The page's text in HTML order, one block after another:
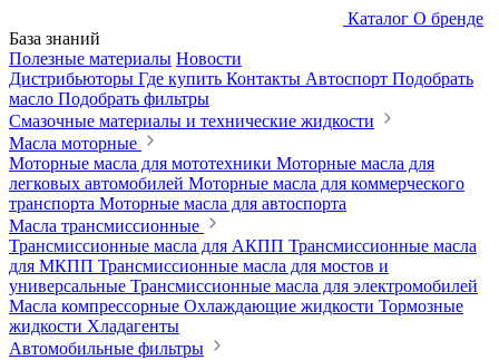
Каталог О бренде
База знаний
Полезные материалы Новости
Дистрибьюторы Где купить Контакты Автоспорт Подобрать
масло Подобрать фильтры
Смазочные материалы и технические жидкости
Масла моторные
Моторные масла для мототехники Моторные масла для
легковых автомобилей Моторные масла для коммерческого
транспорта Моторные масла для автоспорта
Масла трансмиссионные
Трансмиссионные масла для АКПП Трансмиссионные масла
для МКПП Трансмиссионные масла для мостов и
универсальные Трансмиссионные масла для электромобилей
Масла компрессорные Охлаждающие жидкости Тормозные
жидкости Хладагенты
Автомобильные фильтры